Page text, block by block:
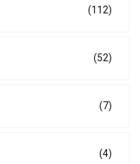
(112)
(52)
(7)
(4)